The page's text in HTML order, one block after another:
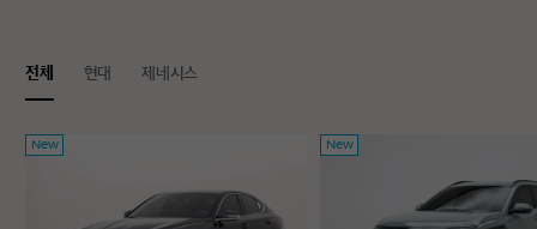
전체 현대 제네시스
New New